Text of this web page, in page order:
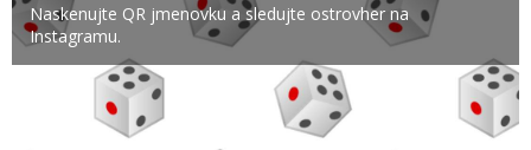
Naskenujte QR jmenovku a sledujte ostrovher na
Instagramu.